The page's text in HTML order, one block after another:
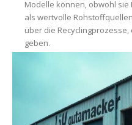
Modelle können, obwohl
als wertvolle
über die
geben.